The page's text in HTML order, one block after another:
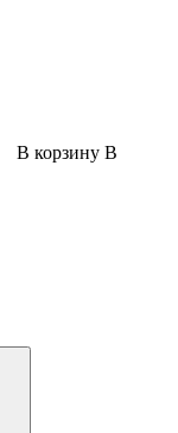
В корзину В